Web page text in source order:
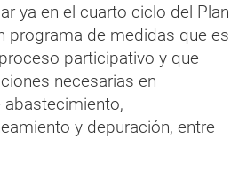
ya en el cuarto ciclo del Plan
programa de medidas que es
participativo y que
necesarias en
y depuración, entre